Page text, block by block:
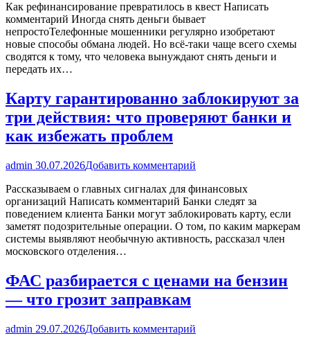
Как рефинансирование превратилось в квест Написать
комментарий Иногда снять деньги бывает
непростоТелефонные мошенники регулярно изобретают
новые способы обмана людей. Но всё-таки чаще всего схемы
сводятся к тому, что человека вынуждают снять деньги и
передать их…
Карту гарантированно заблокируют за
три действия: что проверяют банки и
как избежать проблем
admin 30.07.2026Добавить комментарий
Рассказываем о главных сигналах для финансовых
организаций Написать комментарий Банки следят за
поведением клиента Банки могут заблокировать карту, если
заметят подозрительные операции. О том, по каким маркерам
системы выявляют необычную активность, рассказал член
московского отделения…
ФАС разбирается с ценами на бензин
— что грозит заправкам
admin 29.07.2026Добавить комментарий